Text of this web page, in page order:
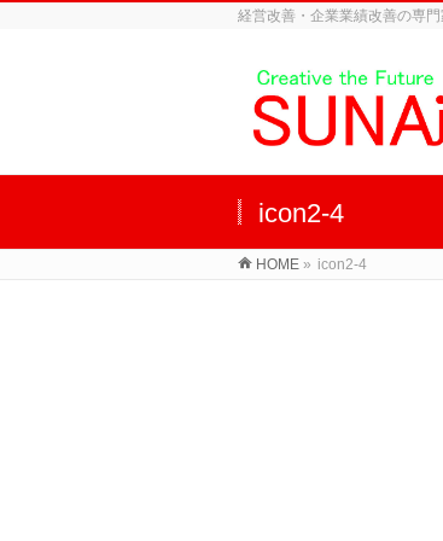
経営改善・企業業績改善の専
icon2-4
HOME » icon2-4